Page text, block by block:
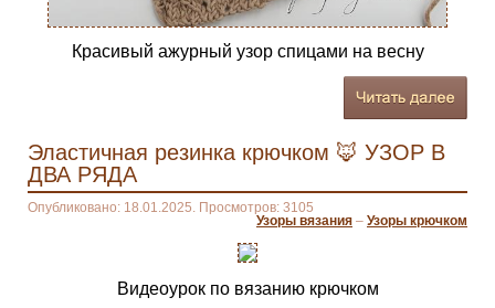
Красивый ажурный узор спицами на весну
Эластичная резинка крючком 🦊 УЗОР В
ДВА РЯДА
Опубликовано: 18.01.2025. Просмотров: 3105
Узоры вязания – Узоры крючком
Видеоурок по вязанию крючком